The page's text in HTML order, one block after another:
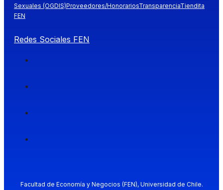
Sexuales (OGDIS)Proveedores/HonorariosTransparenciaTiendita
FEN
Redes Sociales FEN
Facultad de Economía y Negocios (FEN), Universidad de Chile.